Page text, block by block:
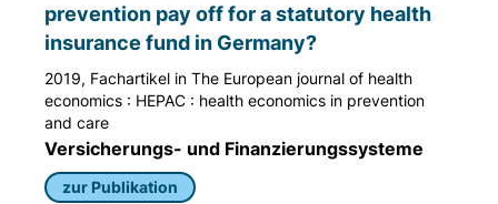
prevention pay off for a statutory health
insurance fund in Germany?
2019, Fachartikel in The European journal of health
economics : HEPAC : health economics in prevention
and care
Versicherungs- und Finanzierungssysteme
zur Publikation